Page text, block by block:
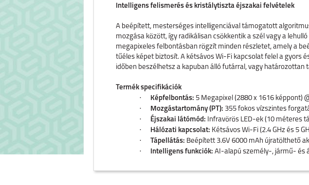
Intelligens felismerés és kristálytiszta éjszakai felvételek
A beépített, mesterséges intelligenciával támogatott
mozgása között, így radikálisan csökkentik a szél vagy a
megapixeles felbontásban rögzít minden részletet, amely a
tűéles képet biztosít. A kétsávos Wi-Fi kapcsolat felel a gyors
időben beszélhetsz a kapuban álló futárral, vagy
Termék specifikációk
· Képfelbontás: 5 Megapixel (2880 x 1616 képpont)
· Mozgástartomány (PT): 355 fokos vízszintes
· Éjszakai látómód: Infravörös LED-ek (10 méteres
· Hálózati kapcsolat: Kétsávos Wi-Fi (2.4 GHz és 5
· Tápellátás: Beépített 3.6V 6000 mAh újratölthető
· Intelligens funkciók: AI-alapú személy-, jármű- és
· Adattárolás:MicroSD kártyahely (128 GB-ig